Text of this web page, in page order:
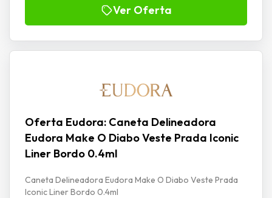
Ver Oferta
Oferta Eudora: Caneta Delineadora
Eudora Make O Diabo Veste Prada Iconic
Liner Bordo 0.4ml
Caneta Delineadora Eudora Make O Diabo Veste Prada
Iconic Liner Bordo 0.4ml